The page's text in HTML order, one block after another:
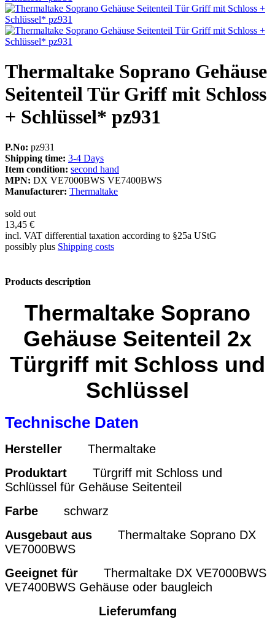
Thermaltake Soprano Gehäuse
Seitenteil Tür Griff mit Schloss
+ Schlüssel* pz931
P.No: pz931
Shipping time: 3-4 Days
Item condition: second hand
MPN: DX VE7000BWS VE7400BWS
Manufacturer: Thermaltake
sold out
13,45 €
incl. VAT differential taxation according to §25a UStG
possibly plus Shipping costs
Products description
Thermaltake Soprano
Gehäuse Seitenteil 2x
Türgriff mit Schloss und
Schlüssel
Technische Daten
Hersteller Thermaltake
Produktart Türgriff mit Schloss und
Schlüssel für Gehäuse Seitenteil
Farbe schwarz
Ausgebaut aus Thermaltake Soprano DX
VE7000BWS
Geeignet für Thermaltake DX VE7000BWS
VE7400BWS Gehäuse oder baugleich
Lieferumfang